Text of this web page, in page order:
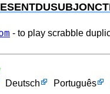
- to play scrabble
Deutsch
Português